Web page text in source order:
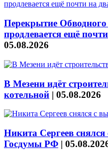
Перекрытие
продлевается ещё
05.08.2026
В Мезени идёт
котельной | 05.08.2026
Никита Сергеев
Госдумы РФ |